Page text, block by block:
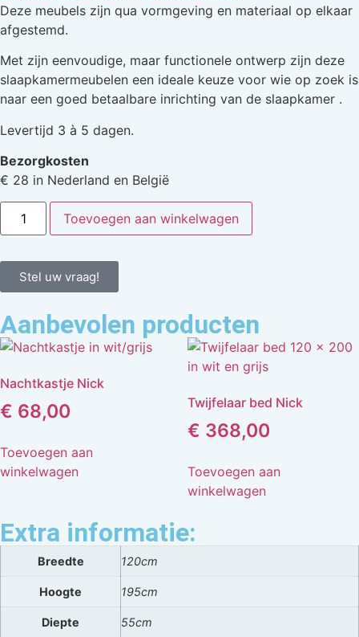
Deze meubels zijn qua vormgeving en materiaal op elkaar
afgestemd.
Met zijn eenvoudige, maar functionele ontwerp zijn deze
slaapkamermeubelen een ideale keuze voor wie op zoek is
naar een goed betaalbare inrichting van de slaapkamer .
Levertijd 3 à 5 dagen.
Bezorgkosten
€ 28 in Nederland en België
Toevoegen aan winkelwagen
Stel uw vraag!
Aanbevolen producten
Nachtkastje Nick
€ 68,00
Toevoegen aan
winkelwagen
Twijfelaar bed Nick
€ 368,00
Toevoegen aan
winkelwagen
Extra informatie:
Breedte 120cm
Hoogte 195cm
Diepte 55cm